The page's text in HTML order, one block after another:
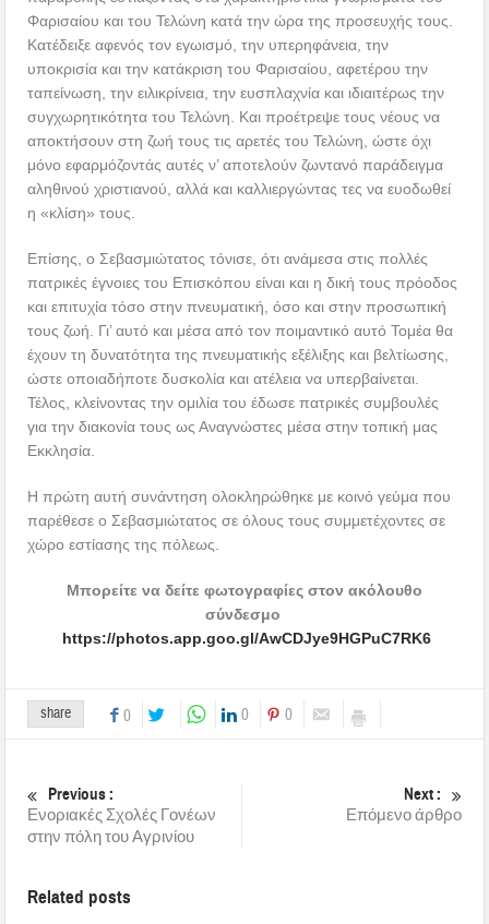
Φαρισαίου και του Τελώνη κατά την ώρα της προσευχής τους.
Κατέδειξε αφενός τον εγωισμό, την υπερηφάνεια, την
υποκρισία και την κατάκριση του Φαρισαίου, αφετέρου την
ταπείνωση, την ειλικρίνεια, την ευσπλαχνία και ιδιαιτέρως την
συγχωρητικότητα του Τελώνη. Και προέτρεψε τους νέους να
αποκτήσουν στη ζωή τους τις αρετές του Τελώνη, ώστε όχι
μόνο εφαρμόζοντάς αυτές ν’ αποτελούν ζωντανό παράδειγμα
αληθινού χριστιανού, αλλά και καλλιεργώντας τες να ευοδωθεί
η «κλίση» τους.
Επίσης, ο Σεβασμιώτατος τόνισε, ότι ανάμεσα στις πολλές
πατρικές έγνοιες του Επισκόπου είναι και η δική τους πρόοδος
και επιτυχία τόσο στην πνευματική, όσο και στην προσωπική
τους ζωή. Γι’ αυτό και μέσα από τον ποιμαντικό αυτό Τομέα θα
έχουν τη δυνατότητα της πνευματικής εξέλιξης και βελτίωσης,
ώστε οποιαδήποτε δυσκολία και ατέλεια να υπερβαίνεται.
Τέλος, κλείνοντας την ομιλία του έδωσε πατρικές συμβουλές
για την διακονία τους ως Αναγνώστες μέσα στην τοπική μας
Εκκλησία.
Η πρώτη αυτή συνάντηση ολοκληρώθηκε με κοινό γεύμα που
παρέθεσε ο Σεβασμιώτατος σε όλους τους συμμετέχοντες σε
χώρο εστίασης της πόλεως.
Μπορείτε να δείτε φωτογραφίες στον ακόλουθο
σύνδεσμο
https://photos.app.goo.gl/AwCDJye9HGPuC7RK6
share 0 0 0
Previous :
Ενοριακές Σχολές Γονέων
στην πόλη του Αγρινίου
Next :
Επόμενο άρθρο
Related posts